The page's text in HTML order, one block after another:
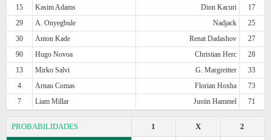
15
Kasim Adams Dion Kacuri
17
29
A. Onyegbule Nadjack
25
30
Anton Kade Renat Dadashov
27
90
Hugo Novoa Christian Herc
28
13
Mirko Salvi G. Margreitter
33
4
Arnau Comas Florian Hoxha
73
7
Liam Millar Justin Hammel 71
PROBABILIDADES 2
X
1